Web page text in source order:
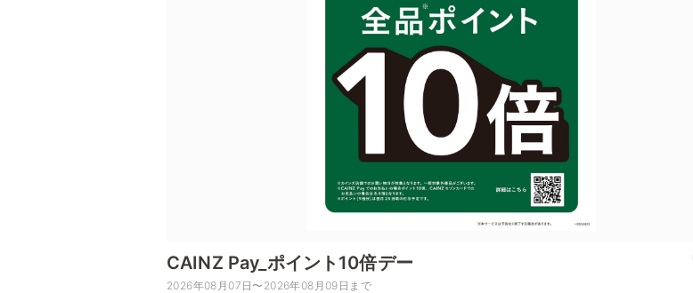
CAINZ Pay_ポイント10倍デー
2026年08月07日〜2026年08月09日まで